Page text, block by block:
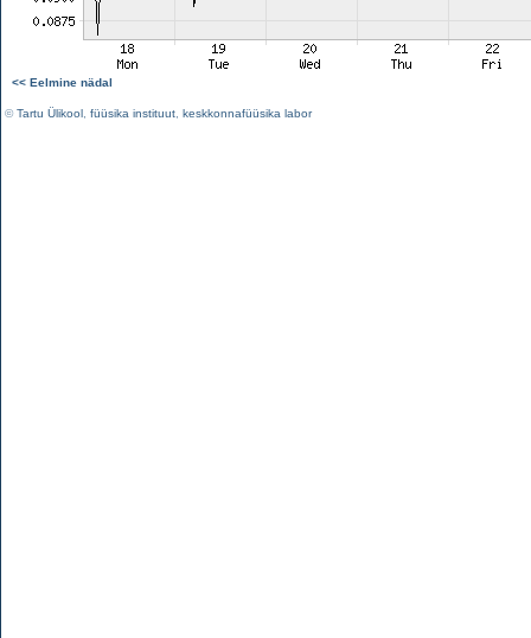
<< Eelmine nädal
©Tartu Ülikool füüsika instituut keskkonnafüüsika labor